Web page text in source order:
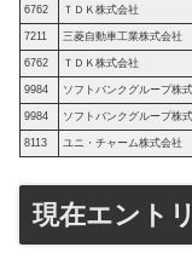
6762 ＴＤＫ株式会社
7211 三菱自動車工業株式会社
6762 ＴＤＫ株式会社
9984 ソフトバンクグループ株
9984 ソフトバンクグループ株
8113 ユニ・チャーム株式会社
現在エント